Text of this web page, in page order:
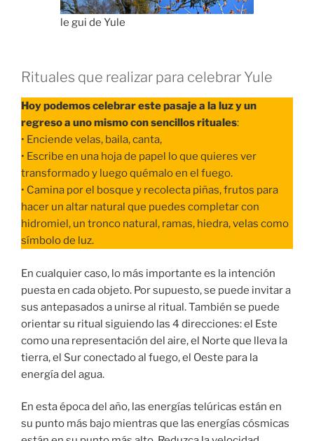
le gui de Yule
Rituales que realizar para celebrar Yule
Hoy podemos celebrar este pasaje a la luz y un
regreso a uno mismo con sencillos rituales:
• Enciende velas, baila, canta,
• Escribe en una hoja de papel lo que quieres ver
transformado y luego quémalo en el fuego.
• Camina por el bosque y recolecta piñas, frutos para
hacer un altar natural que puedes completar con
hidromiel, un tronco natural, ramas, hiedra, velas como
símbolo de luz.
En cualquier caso, lo más importante es la intención
puesta en cada objeto. Por supuesto, se puede invitar a
sus antepasados ​​a unirse al ritual. También se puede
orientar su ritual siguiendo las 4 direcciones: el Este
como una representación del aire, el Norte que lleva la
tierra, el Sur conectado al fuego, el Oeste para la
energía del agua.
En esta época del año, las energías telúricas están en
su punto más bajo mientras que las energías cósmicas